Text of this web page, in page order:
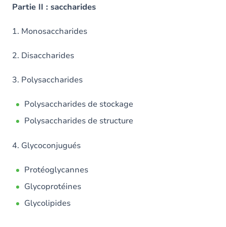
Partie II : saccharides
1. Monosaccharides
2. Disaccharides
3. Polysaccharides
Polysaccharides de stockage
Polysaccharides de structure
4. Glycoconjugués
Protéoglycannes
Glycoprotéines
Glycolipides